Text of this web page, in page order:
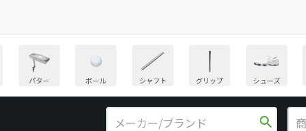
パター ボール シャフト グリップ シューズ
search